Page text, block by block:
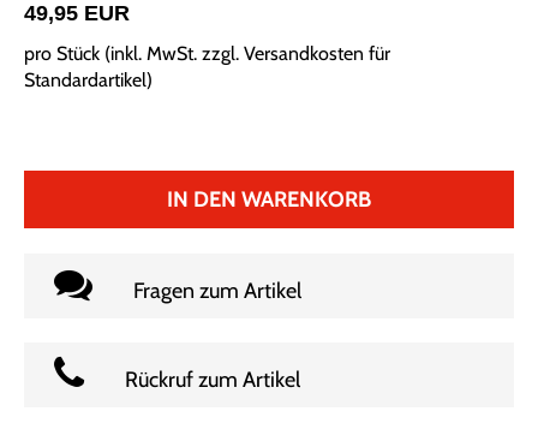
49,95 EUR
pro Stück (inkl. MwSt. zzgl. Versandkosten für
Standardartikel)
IN DEN WARENKORB
Fragen zum Artikel
Rückruf zum Artikel